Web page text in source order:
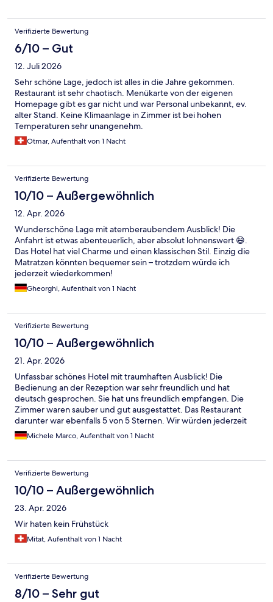
Verifizierte Bewertung
6/10 – Gut
12. Juli 2026
Sehr schöne Lage, jedoch ist alles in die Jahre gekommen.
Restaurant ist sehr chaotisch. Menükarte von der eigenen
Homepage gibt es gar nicht und war Personal unbekannt, ev.
alter Stand. Keine Klimaanlage in Zimmer ist bei hohen
Temperaturen sehr unangenehm.
Otmar, Aufenthalt von 1 Nacht
Verifizierte Bewertung
10/10 – Außergewöhnlich
12. Apr. 2026
Wunderschöne Lage mit atemberaubendem Ausblick! Die
Anfahrt ist etwas abenteuerlich, aber absolut lohnenswert 😄.
Das Hotel hat viel Charme und einen klassischen Stil. Einzig die
Matratzen könnten bequemer sein – trotzdem würde ich
jederzeit wiederkommen!
Gheorghi, Aufenthalt von 1 Nacht
Verifizierte Bewertung
10/10 – Außergewöhnlich
21. Apr. 2026
Unfassbar schönes Hotel mit traumhaften Ausblick! Die
Bedienung an der Rezeption war sehr freundlich und hat
deutsch gesprochen. Sie hat uns freundlich empfangen. Die
Zimmer waren sauber und gut ausgestattet. Das Restaurant
darunter war ebenfalls 5 von 5 Sternen. Wir würden jederzeit
wieder kommen, allein schon wegen dem Ausblick auf den See.
Michele Marco, Aufenthalt von 1 Nacht
Verifizierte Bewertung
10/10 – Außergewöhnlich
23. Apr. 2026
Wir haten kein Frühstück
Mitat, Aufenthalt von 1 Nacht
Verifizierte Bewertung
8/10 – Sehr gut